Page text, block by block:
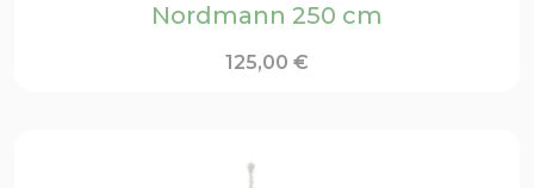
Nordmann 250 cm
125,00 €